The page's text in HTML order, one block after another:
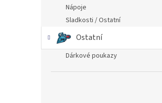
Nápoje
Sladkosti / Ostatní
Ostatní
Dárkové poukazy